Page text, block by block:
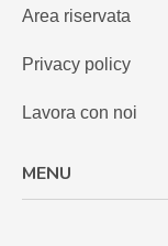
Area riservata
Privacy policy
Lavora con noi
MENU